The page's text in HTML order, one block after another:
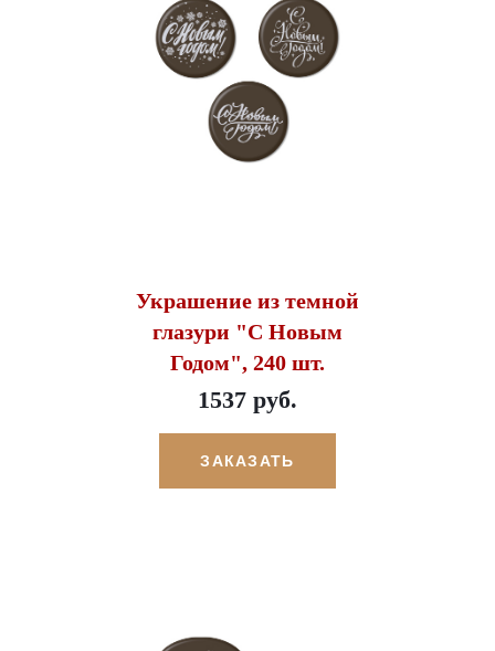
Украшение из темной
глазури "С Новым
Годом", 240 шт.
1537 руб.
ЗАКАЗАТЬ